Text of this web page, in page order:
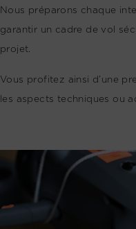
Nous préparons chaque
garantir un cadre de vol
projet.
Vous profitez ainsi d’une
les aspects techniques ou